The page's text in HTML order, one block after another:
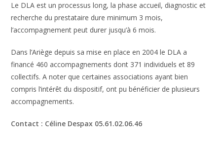
Le DLA est un processus long, la phase accueil, diagnostic et
recherche du prestataire dure minimum 3 mois,
l’accompagnement peut durer jusqu’à 6 mois.
Dans l’Ariège depuis sa mise en place en 2004 le DLA a
financé 460 accompagnements dont 371 individuels et 89
collectifs. A noter que certaines associations ayant bien
compris l’intérêt du dispositif, ont pu bénéficier de plusieurs
accompagnements.
Contact : Céline Despax 05.61.02.06.46